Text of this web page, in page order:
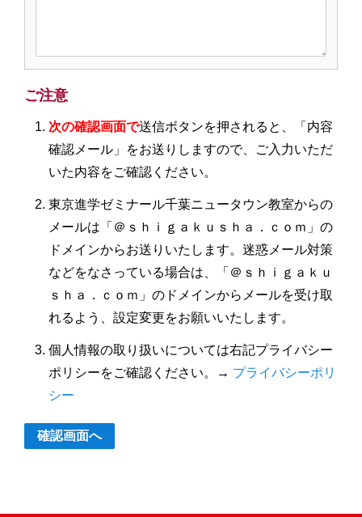
ご注意
次の確認画面で送信ボタンを押されると、「内容
確認メール」をお送りしますので、ご入力いただ
いた内容をご確認ください。
東京進学ゼミナール千葉ニュータウン教室からの
メールは「＠ｓｈｉｇａｋｕｓｈａ．ｃｏｍ」の
ドメインからお送りいたします。迷惑メール対策
などをなさっている場合は、「＠ｓｈｉｇａｋｕ
ｓｈａ．ｃｏｍ」のドメインからメールを受け取
れるよう、設定変更をお願いいたします。
個人情報の取り扱いについては右記プライバシー
ポリシーをご確認ください。→ プライバシーポリ
シー